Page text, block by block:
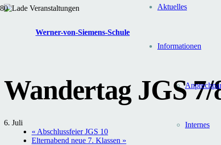
Werner-von-Siemens-Schule
Aktuelles
Informationen
Internes
Diese Veranstaltung hat bereits stattgefunden.
Wandertag JGS 7/
6. Juli
« Abschlussfeier JGS 10
Elternabend neue 7. Klassen »